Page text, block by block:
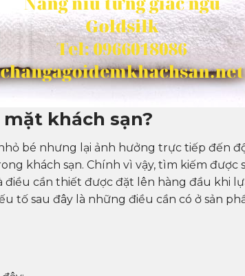
khách sạn?
bé nhưng lại ảnh hưởng trực tiếp đến
khách sạn. Chính vì vậy, tìm kiếm được
cần thiết được đặt lên hàng đầu khi
tố sau đây là những điều cần có ở sản